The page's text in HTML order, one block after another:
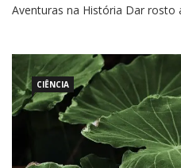
Aventuras na História Dar rosto
observar as expressões de […]
CIÊNCIA